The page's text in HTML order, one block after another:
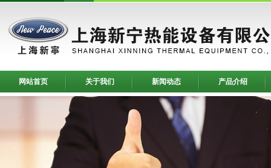
网站首页 关于我们 新闻动态 产品介绍